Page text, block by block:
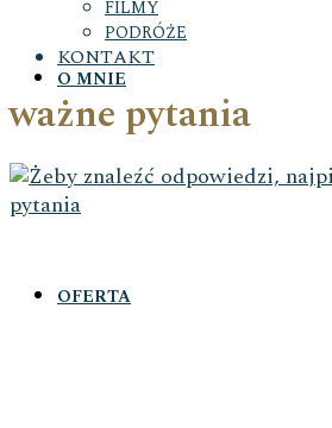
O MNIE
OFERTA
FILMY
PODRÓŻE
KONTAKT
ważne pytania